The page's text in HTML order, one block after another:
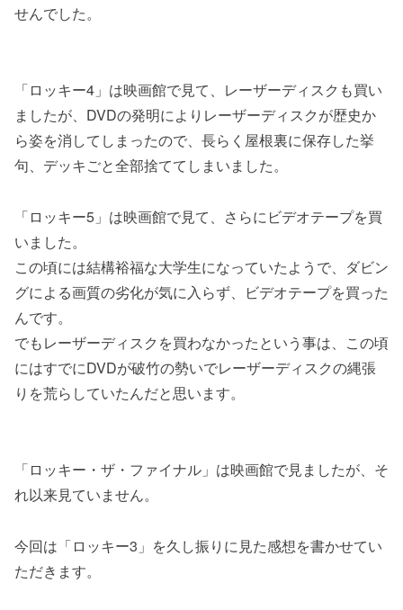
せんでした。
「ロッキー4」は映画館で見て、レーザーディスクも買い
ましたが、DVDの発明によりレーザーディスクが歴史か
ら姿を消してしまったので、長らく屋根裏に保存した挙
句、デッキごと全部捨ててしまいました。
「ロッキー5」は映画館で見て、さらにビデオテープを買
いました。
この頃には結構裕福な大学生になっていたようで、ダビン
グによる画質の劣化が気に入らず、ビデオテープを買った
んです。
でもレーザーディスクを買わなかったという事は、この頃
にはすでにDVDが破竹の勢いでレーザーディスクの縄張
りを荒らしていたんだと思います。
「ロッキー・ザ・ファイナル」は映画館で見ましたが、そ
れ以来見ていません。
今回は「ロッキー3」を久し振りに見た感想を書かせてい
ただきます。